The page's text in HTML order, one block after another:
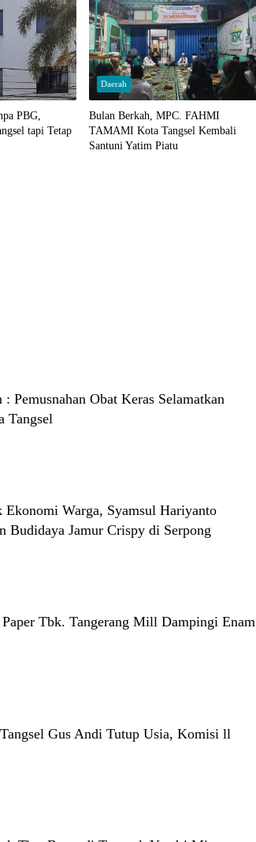
PBG,
tapi Tetap
Daerah
Bulan Berkah, MPC. FAHMI
TAMAMI Kota Tangsel Kembali
Santuni Yatim Piatu
Pemusnahan Obat Keras Selamatkan
Tangsel
Ekonomi Warga, Syamsul Hariyanto
Budidaya Jamur Crispy di Serpong
Tbk. Tangerang Mill Dampingi Enam
Gus Andi Tutup Usia, Komisi ll